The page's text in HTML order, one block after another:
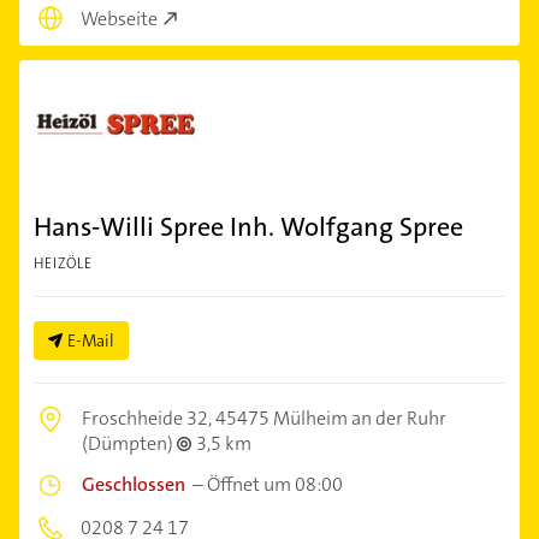
Webseite
Hans-Willi Spree Inh. Wolfgang Spree
HEIZÖLE
E-Mail
Froschheide 32,45475 Mülheim an der Ruhr
(Dümpten)
3,5 km
Geschlossen –Öffnet um 08:00
0208 7 24 17